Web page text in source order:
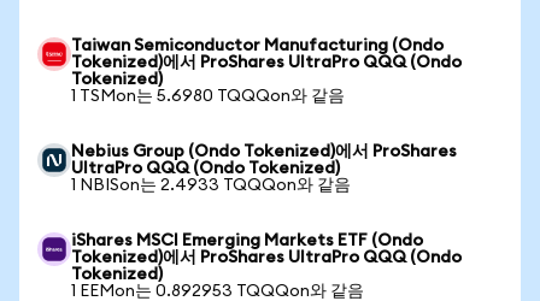
Taiwan Semiconductor Manufacturing (Ondo
Tokenized)에서 ProShares UltraPro QQQ (Ondo
Tokenized)
1 TSMon는 5.6980 TQQQon와 같음
Nebius Group (Ondo Tokenized)에서 ProShares
UltraPro QQQ (Ondo Tokenized)
1 NBISon는 2.4933 TQQQon와 같음
iShares MSCI Emerging Markets ETF (Ondo
Tokenized)에서 ProShares UltraPro QQQ (Ondo
Tokenized)
1 EEMon는 0.892953 TQQQon와 같음